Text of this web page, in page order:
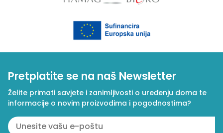
Pretplatite se na naš Newsletter
Želite primati savjete i zanimljivosti o uređenju doma te
informacije o novim proizvodima i pogodnostima?